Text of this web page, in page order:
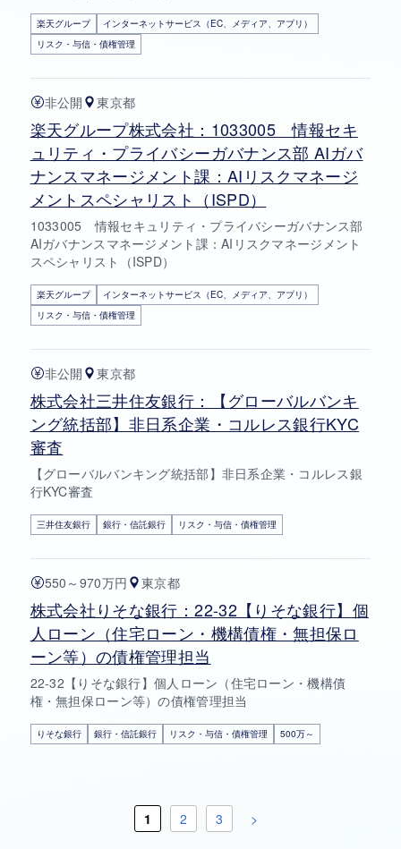
楽天グループ
インターネットサービス（EC、メディア、アプリ）
リスク・与信・債権管理
非公開 東京都
楽天グループ株式会社：1033005 情報セキ
ュリティ・プライバシーガバナンス部 AIガバ
ナンスマネージメント課：AIリスクマネージ
メントスペシャリスト（ISPD）
1033005 情報セキュリティ・プライバシーガバナンス部
AIガバナンスマネージメント課：AIリスクマネージメント
スペシャリスト（ISPD）
楽天グループ
インターネットサービス（EC、メディア、アプリ）
リスク・与信・債権管理
非公開 東京都
株式会社三井住友銀行：【グローバルバンキ
ング統括部】非日系企業・コルレス銀行KYC
審査
【グローバルバンキング統括部】非日系企業・コルレス銀
行KYC審査
三井住友銀行 銀行・信託銀行 リスク・与信・債権管理
550～970万円 東京都
株式会社りそな銀行：22-32【りそな銀行】個
人ローン（住宅ローン・機構債権・無担保ロ
ーン等）の債権管理担当
22-32【りそな銀行】個人ローン（住宅ローン・機構債
権・無担保ローン等）の債権管理担当
りそな銀行 銀行・信託銀行 リスク・与信・債権管理 500万～
1 2 3 >